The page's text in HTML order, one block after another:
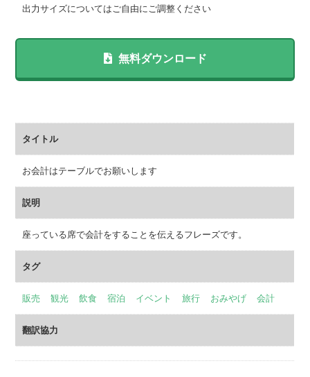
出力サイズについてはご自由にご調整ください
無料ダウンロード
タイトル
お会計はテーブルでお願いします
説明
座っている席で会計をすることを伝えるフレーズです。
タグ
販売 観光 飲食 宿泊 イベント 旅行 おみやげ 会計
翻訳協力